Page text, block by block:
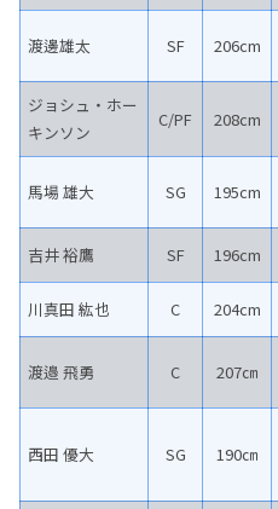
渡邊雄太 SF 206cm
ジョシュ・ホー
キンソン
C/PF 208cm
馬場 雄大 SG 195cm
吉井 裕鷹 SF 196cm
川真田 紘也 C 204cm
渡邉 飛勇 C 207㎝
西田 優大 SG 190㎝